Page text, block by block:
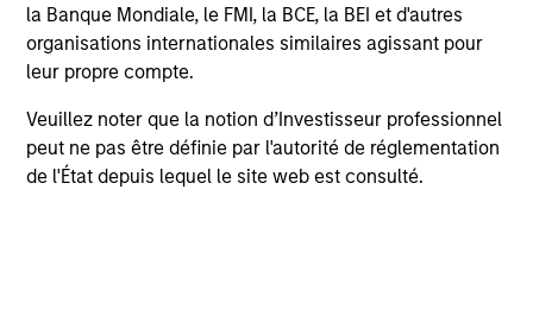
la Banque Mondiale, le FMI, la BCE, la BEI et d'autres
organisations internationales similaires agissant pour
leur propre compte.
Veuillez noter que la notion d’Investisseur professionnel
peut ne pas être définie par l'autorité de réglementation
de l'État depuis lequel le site web est consulté.
Brad Buie, CFA
Executive Director